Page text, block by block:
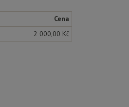
Cena
2 000,00 Kč